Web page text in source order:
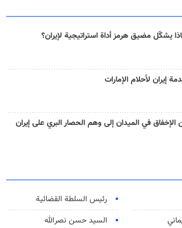
يشكّل مضيق هرمز أداة استراتيجية لإيران؟
إيران لأحلام الإمارات
الإخفاق في الميدان إلى وهم الحصار البري على إيران
رئیس السلطة القضائیة
السيد حسن نصرالله